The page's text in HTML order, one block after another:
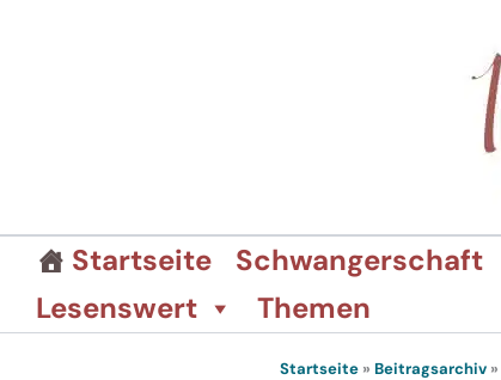
Startseite Schwangerschaft
Lesenswert
Themen
Startseite» Beitragsarchiv»